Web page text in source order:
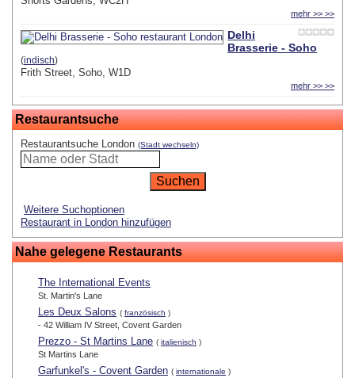
mehr >> >>
Delhi
Brasserie - Soho
(indisch)
Frith Street, Soho, W1D
mehr >> >>
Restaurantsuche
Restaurantsuche London (Stadt wechseln)
Weitere Suchoptionen
Restaurant in London hinzufügen
Nahe gelegene Restaurants
The International Events
St. Martin's Lane
Les Deux Salons ( französisch )
- 42 William IV Street, Covent Garden
Prezzo - St Martins Lane ( italienisch )
St Martins Lane
Garfunkel's - Covent Garden ( internationale )